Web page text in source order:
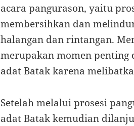
acara pangurason, yaitu
membersihkan dan
halangan dan rintangan.
merupakan momen
adat Batak karena
Setelah melalui prosesi
adat Batak kemudian